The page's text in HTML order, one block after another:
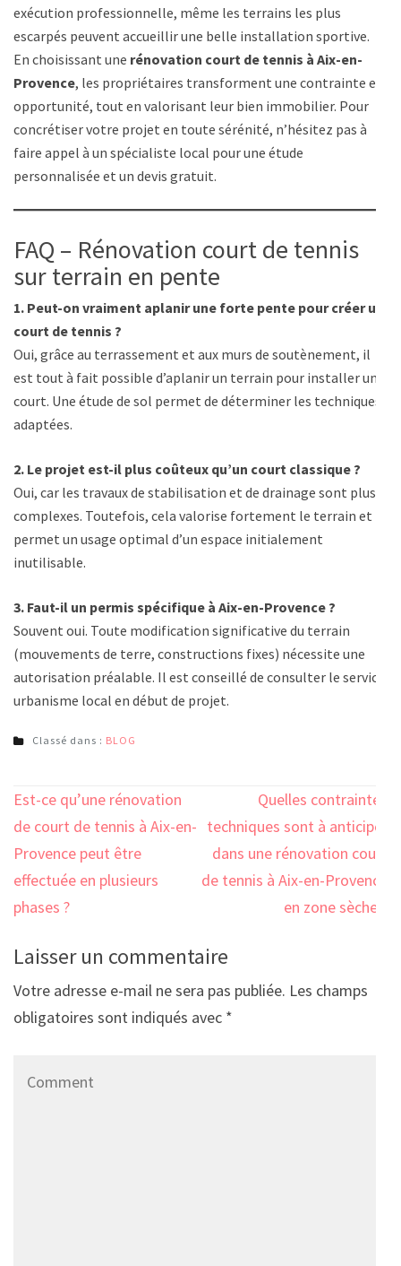
exécution professionnelle, même les terrains les plus
escarpés peuvent accueillir une belle installation sportive.
En choisissant une rénovation court de tennis à Aix-en-
Provence, les propriétaires transforment une contrainte en
opportunité, tout en valorisant leur bien immobilier. Pour
concrétiser votre projet en toute sérénité, n’hésitez pas à
faire appel à un spécialiste local pour une étude
personnalisée et un devis gratuit.
FAQ – Rénovation court de tennis
sur terrain en pente
1. Peut-on vraiment aplanir une forte pente pour créer un
court de tennis ?
Oui, grâce au terrassement et aux murs de soutènement, il
est tout à fait possible d’aplanir un terrain pour installer un
court. Une étude de sol permet de déterminer les techniques
adaptées.
2. Le projet est-il plus coûteux qu’un court classique ?
Oui, car les travaux de stabilisation et de drainage sont plus
complexes. Toutefois, cela valorise fortement le terrain et
permet un usage optimal d’un espace initialement
inutilisable.
3. Faut-il un permis spécifique à Aix-en-Provence ?
Souvent oui. Toute modification significative du terrain
(mouvements de terre, constructions fixes) nécessite une
autorisation préalable. Il est conseillé de consulter le service
urbanisme local en début de projet.
Classé dans : BLOG
Navigation
de
l’article
Est-ce qu’une rénovation
de court de tennis à Aix-en-
Provence peut être
effectuée en plusieurs
phases ?
Quelles contraintes
techniques sont à anticiper
dans une rénovation court
de tennis à Aix-en-Provence
en zone sèche ?
Laisser un commentaire
Votre adresse e-mail ne sera pas publiée. Les champs
obligatoires sont indiqués avec *